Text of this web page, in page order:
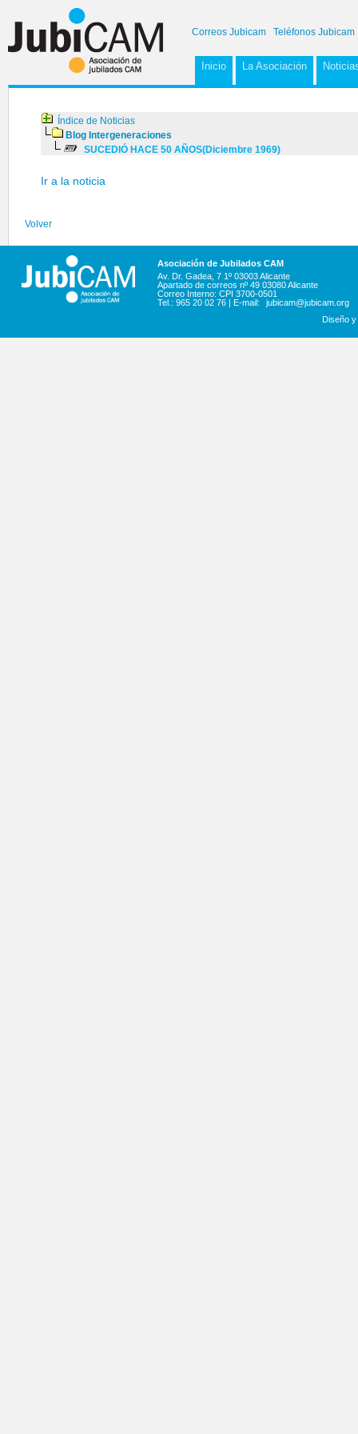
Correos Jubicam Teléfonos Jubicam
Inicio La Asociación
Índice de Noticias
Blog Intergeneraciones
SUCEDIÓ HACE 50 AÑOS(Diciembre 1969)
Ir a la noticia
Volver
Asociación de Jubilados CAM
Av. Dr. Gadea, 7 1º 03003 Alicante
Apartado de correos nº 49 03080 Alicante
Correo Interno: CPI 3700-0501
Tel.: 965 20 02 76 | E-mail:
jubicam@jubicam.org
Diseño